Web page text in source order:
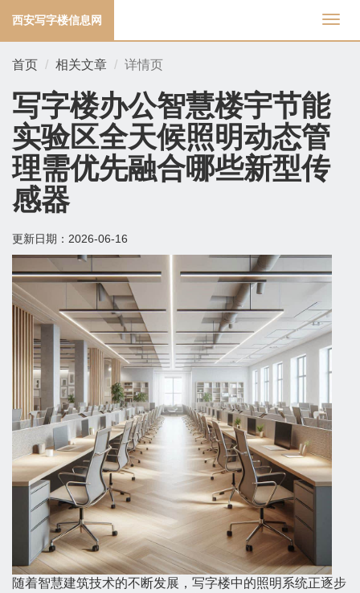
切
换
西安写字楼信息网
首页 相关文章 详情页
写字楼办公智慧楼宇节能
实验区全天候照明动态管
理需优先融合哪些新型传
感器
更新日期： 2026-06-16
随着智慧建筑技术的不断发展，写字楼中的照明系统正逐步